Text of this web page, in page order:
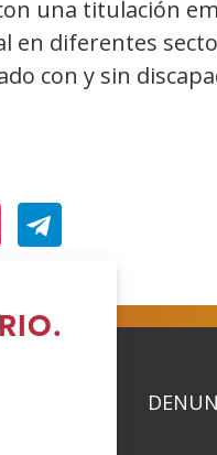
una titulación
en diferentes
con y sin
COOKIES